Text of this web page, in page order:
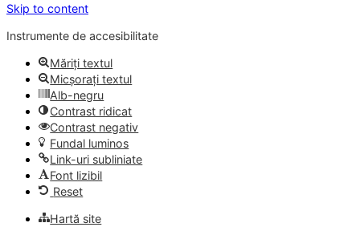
Skip to content
Instrumente de accesibilitate
Măriți textul
Micșorați textul
Alb-negru
Contrast ridicat
Contrast negativ
Fundal luminos
Link-uri subliniate
Font lizibil
Reset
Hartă site